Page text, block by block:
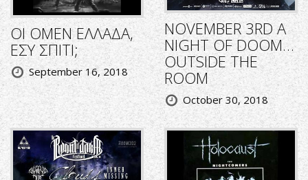
ΟΙ OMEN ΕΛΛΑΔΑ,
ΕΣΥ ΣΠΙΤΙ;
September 16, 2018
NOVEMBER 3RD A
NIGHT OF DOOM…
OUTSIDE THE
ROOM
October 30, 2018